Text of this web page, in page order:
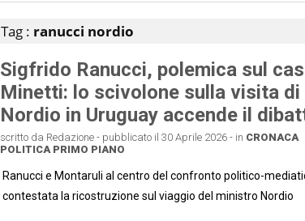
Tag : ranucci nordio
Sigfrido Ranucci, polemica sul
Minetti: lo scivolone sulla visita di
Nordio in Uruguay accende il
scritto da Redazione - pubblicato il 30 Aprile 2026 - in CRONACA
POLITICA PRIMO PIANO
Ranucci e Montaruli al centro del confronto politico-
contestata la ricostruzione sul viaggio del ministro Nordio